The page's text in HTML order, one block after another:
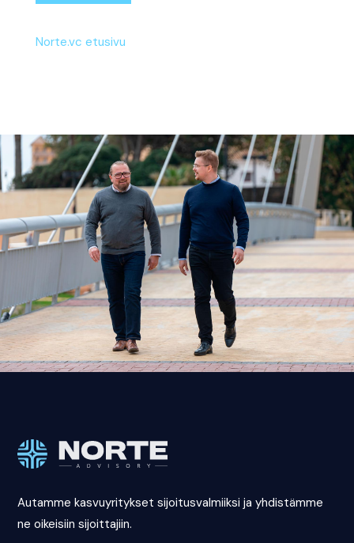
Norte.vc etusivu
Autamme kasvuyritykset sijoitusvalmiiksi ja yhdistämme
ne oikeisiin sijoittajiin.